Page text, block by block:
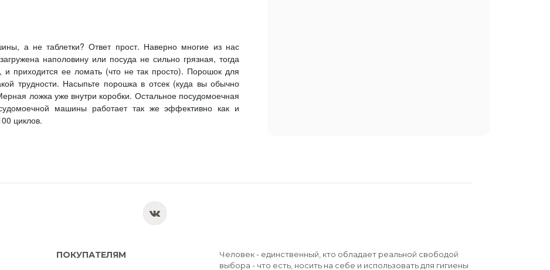
а не таблетки? Ответ прост. Наверно многие из нас
наполовину или посуда не сильно грязная, тогда
и приходится ее ломать (что не так просто). Порошок для
трудности. Насыпьте порошка в отсек (куда вы обычно
ложка уже внутри коробки. Остальное посудомоечная
машины работает так же эффективно как и
циклов.
ПОКУПАТЕЛЯМ
Человек - единственный, кто обладает реальной свободой
выбора - что есть, носить на себе и использовать для гигиены